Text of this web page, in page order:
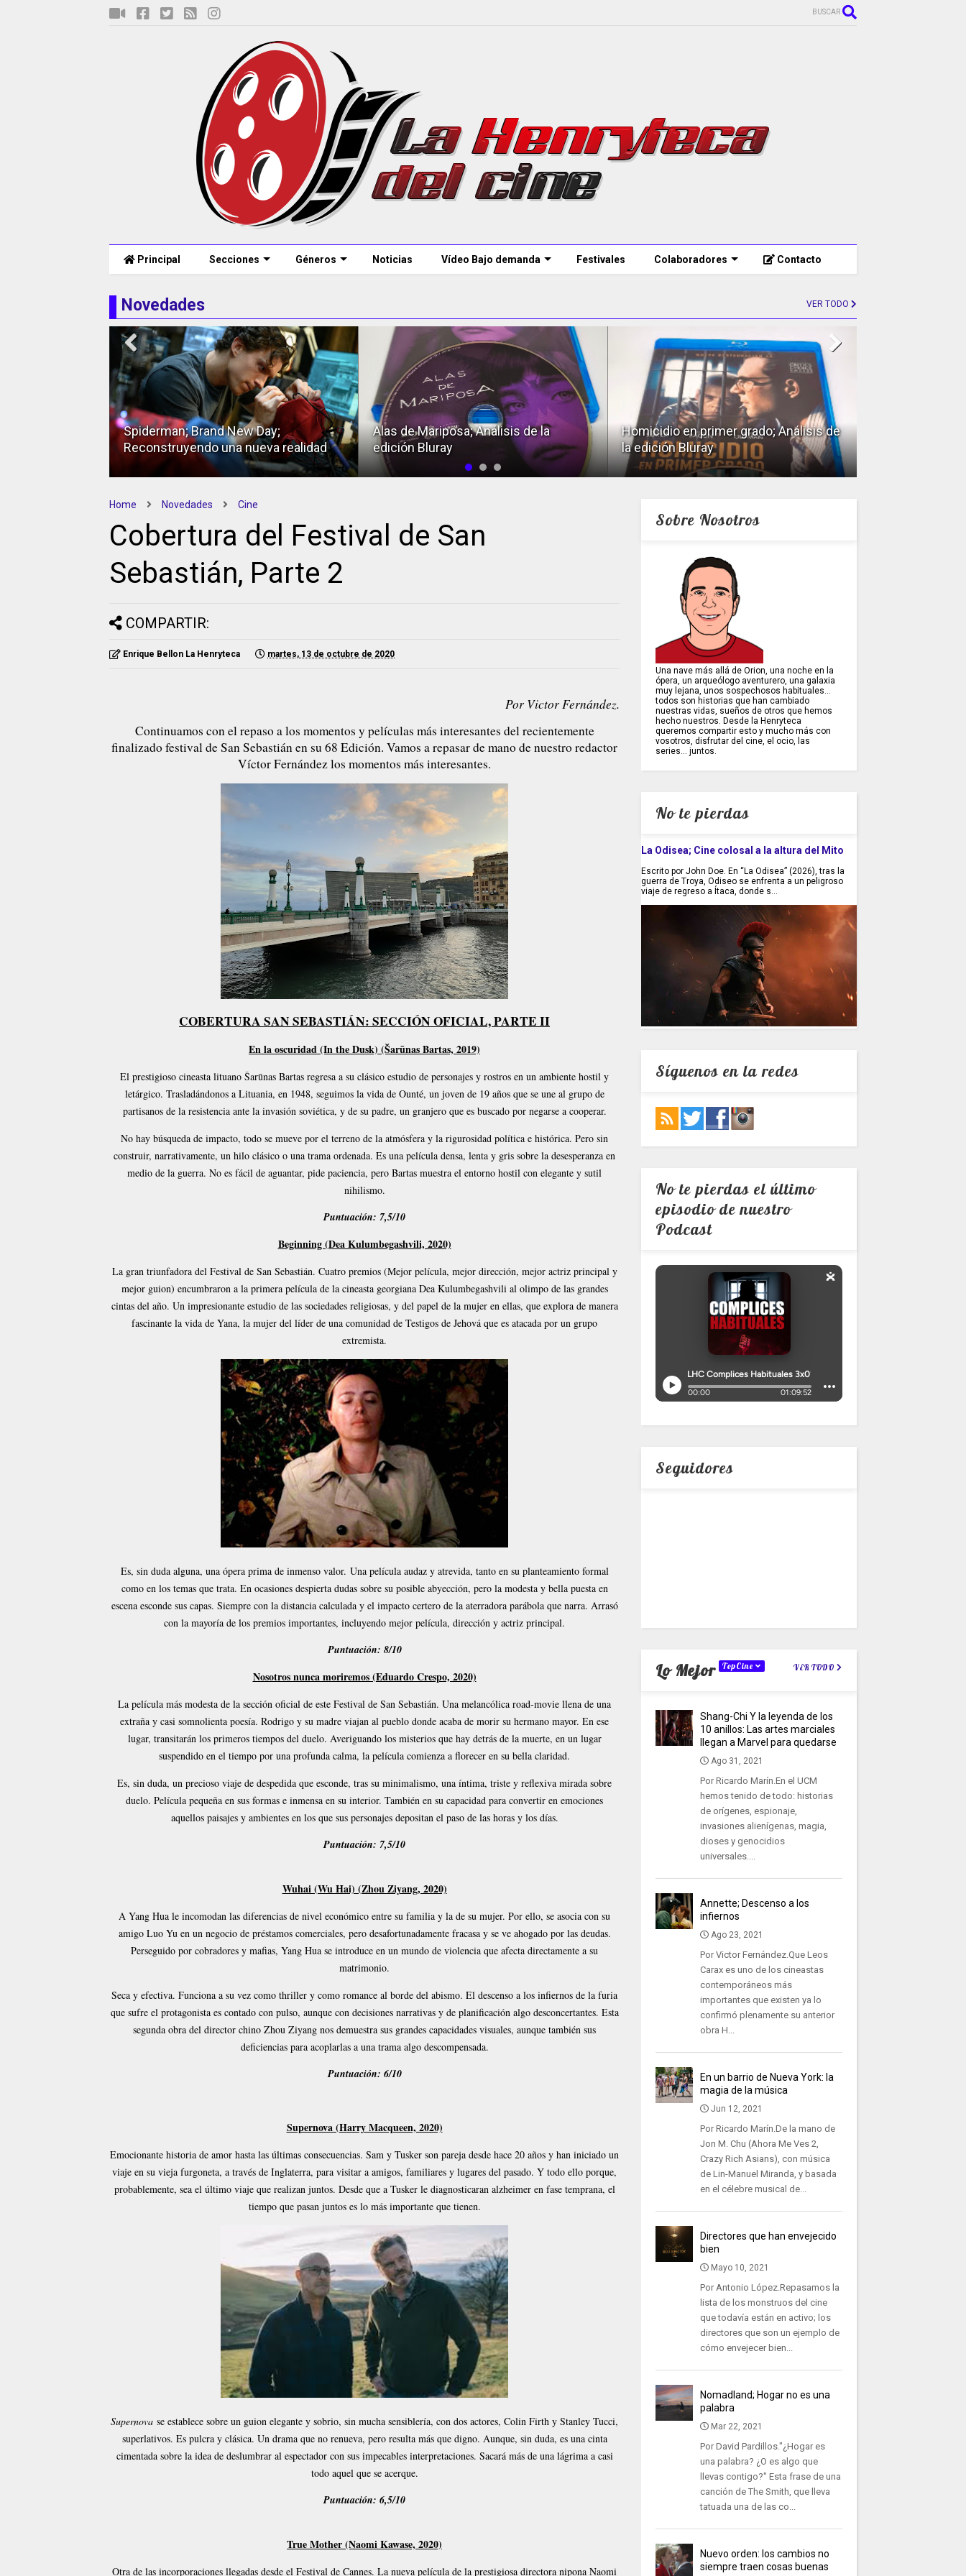
BUSCAR
Principal Secciones Géneros Noticias Vídeo Bajo demanda Festivales Colaboradores Contacto
Novedades VER TODO
Spiderman; Brand New Day;
Reconstruyendo una nueva realidad
Alas de Mariposa; Análisis de la
edición Bluray
Homicidio en primer grado; Análisis de
la edición Bluray
Home Novedades Cine
Cobertura del Festival de San
Sebastián, Parte 2
COMPARTIR:
Enrique Bellon La Henryteca martes, 13 de octubre de 2020
Por Victor Fernández.
Continuamos con el repaso a los momentos y películas más interesantes del recientemente
finalizado festival de San Sebastián en su 68 Edición. Vamos a repasar de mano de nuestro redactor
Víctor Fernández los momentos más interesantes.
COBERTURA SAN SEBASTIÁN: SECCIÓN OFICIAL, PARTE II
En la oscuridad (In the Dusk) (Šarūnas Bartas, 2019)
El prestigioso cineasta lituano Šarūnas Bartas regresa a su clásico estudio de personajes y rostros en un ambiente hostil y
letárgico. Trasladándonos a Lituania, en 1948, seguimos la vida de Ounté, un joven de 19 años que se une al grupo de
partisanos de la resistencia ante la invasión soviética, y de su padre, un granjero que es buscado por negarse a cooperar.
No hay búsqueda de impacto, todo se mueve por el terreno de la atmósfera y la rigurosidad política e histórica. Pero sin
construir, narrativamente, un hilo clásico o una trama ordenada. Es una película densa, lenta y gris sobre la desesperanza en
medio de la guerra. No es fácil de aguantar, pide paciencia, pero Bartas muestra el entorno hostil con elegante y sutil
nihilismo.
Puntuación: 7,5/10
Beginning (Dea Kulumbegashvili, 2020)
La gran triunfadora del Festival de San Sebastián. Cuatro premios (Mejor película, mejor dirección, mejor actriz principal y
mejor guion) encumbraron a la primera película de la cineasta georgiana Dea Kulumbegashvili al olimpo de las grandes
cintas del año. Un impresionante estudio de las sociedades religiosas, y del papel de la mujer en ellas, que explora de manera
fascinante la vida de Yana, la mujer del líder de una comunidad de Testigos de Jehová que es atacada por un grupo
extremista.
Es, sin duda alguna, una ópera prima de inmenso valor. Una película audaz y atrevida, tanto en su planteamiento formal
como en los temas que trata. En ocasiones despierta dudas sobre su posible abyección, pero la modesta y bella puesta en
escena esconde sus capas. Siempre con la distancia calculada y el impacto certero de la aterradora parábola que narra. Arrasó
con la mayoría de los premios importantes, incluyendo mejor película, dirección y actriz principal.
Puntuación: 8/10
Nosotros nunca moriremos (Eduardo Crespo, 2020)
La película más modesta de la sección oficial de este Festival de San Sebastián. Una melancólica road-movie llena de una
extraña y casi somnolienta poesía. Rodrigo y su madre viajan al pueblo donde acaba de morir su hermano mayor. En ese
lugar, transitarán los primeros tiempos del duelo. Averiguando los misterios que hay detrás de la muerte, en un lugar
suspendido en el tiempo por una profunda calma, la película comienza a florecer en su bella claridad.
Es, sin duda, un precioso viaje de despedida que esconde, tras su minimalismo, una íntima, triste y reflexiva mirada sobre
duelo. Película pequeña en sus formas e inmensa en su interior. También en su capacidad para convertir en emociones
aquellos paisajes y ambientes en los que sus personajes depositan el paso de las horas y los días.
Puntuación: 7,5/10
Wuhai (Wu Hai) (Zhou Ziyang, 2020)
A Yang Hua le incomodan las diferencias de nivel económico entre su familia y la de su mujer. Por ello, se asocia con su
amigo Luo Yu en un negocio de préstamos comerciales, pero desafortunadamente fracasa y se ve ahogado por las deudas.
Perseguido por cobradores y mafias, Yang Hua se introduce en un mundo de violencia que afecta directamente a su
matrimonio.
Seca y efectiva. Funciona a su vez como thriller y como romance al borde del abismo. El descenso a los infiernos de la furia
que sufre el protagonista es contado con pulso, aunque con decisiones narrativas y de planificación algo desconcertantes. Esta
segunda obra del director chino Zhou Ziyang nos demuestra sus grandes capacidades visuales, aunque también sus
deficiencias para acoplarlas a una trama algo descompensada.
Puntuación: 6/10
Supernova (Harry Macqueen, 2020)
Emocionante historia de amor hasta las últimas consecuencias. Sam y Tusker son pareja desde hace 20 años y han iniciado un
viaje en su vieja furgoneta, a través de Inglaterra, para visitar a amigos, familiares y lugares del pasado. Y todo ello porque,
probablemente, sea el último viaje que realizan juntos. Desde que a Tusker le diagnosticaran alzheimer en fase temprana, el
tiempo que pasan juntos es lo más importante que tienen.
Supernova se establece sobre un guion elegante y sobrio, sin mucha sensiblería, con dos actores, Colin Firth y Stanley Tucci,
superlativos. Es pulcra y clásica. Un drama que no renueva, pero resulta más que digno. Aunque, sin duda, es una cinta
cimentada sobre la idea de deslumbrar al espectador con sus impecables interpretaciones. Sacará más de una lágrima a casi
todo aquel que se acerque.
Puntuación: 6,5/10
True Mother (Naomi Kawase, 2020)
Otra de las incorporaciones llegadas desde el Festival de Cannes. La nueva película de la prestigiosa directora nipona Naomi
Sobre Nosotros
Una nave más allá de Orion, una noche en la
ópera, un arqueólogo aventurero, una galaxia
muy lejana, unos sospechosos habituales...
todos son historias que han cambiado
nuestras vidas, sueños de otros que hemos
hecho nuestros. Desde la Henryteca
queremos compartir esto y mucho más con
vosotros, disfrutar del cine, el ocio, las
series... juntos.
No te pierdas
La Odisea; Cine colosal a la altura del Mito
Escrito por John Doe. En “La Odisea” (2026), tras la
guerra de Troya, Odiseo se enfrenta a un peligroso
viaje de regreso a Ítaca, donde s...
Síguenos en la redes
No te pierdas el último
episodio de nuestro
Podcast
Seguidores
Lo Mejor TopCine VER TODO
Shang-Chi Y la leyenda de los
10 anillos: Las artes marciales
llegan a Marvel para quedarse
Ago 31, 2021
Por Ricardo Marín.En el UCM
hemos tenido de todo: historias
de orígenes, espionaje,
invasiones alienígenas, magia,
dioses y genocidios
universales....
Annette; Descenso a los
infiernos
Ago 23, 2021
Por Victor Fernández.Que Leos
Carax es uno de los cineastas
contemporáneos más
importantes que existen ya lo
confirmó plenamente su anterior
obra H...
En un barrio de Nueva York: la
magia de la música
Jun 12, 2021
Por Ricardo Marín.De la mano de
Jon M. Chu (Ahora Me Ves 2,
Crazy Rich Asians), con música
de Lin-Manuel Miranda, y basada
en el célebre musical de...
Directores que han envejecido
bien
Mayo 10, 2021
Por Antonio López.Repasamos la
lista de los monstruos del cine
que todavía están en activo; los
directores que son un ejemplo de
cómo envejecer bien...
Nomadland; Hogar no es una
palabra
Mar 22, 2021
Por David Pardillos."¿Hogar es
una palabra? ¿O es algo que
llevas contigo?" Esta frase de una
canción de The Smith, que lleva
tatuada una de las co...
Nuevo orden: los cambios no
siempre traen cosas buenas